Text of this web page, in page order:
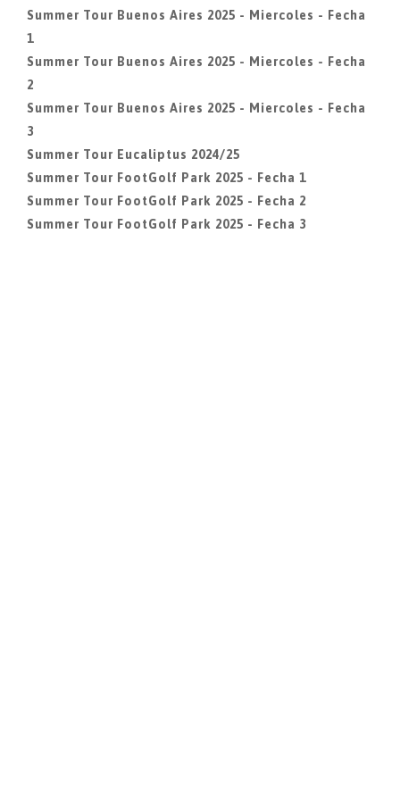
Summer Tour Buenos Aires 2025 - Miercoles - Fecha
1
Summer Tour Buenos Aires 2025 - Miercoles - Fecha
2
Summer Tour Buenos Aires 2025 - Miercoles - Fecha
3
Summer Tour Eucaliptus 2024/25
Summer Tour FootGolf Park 2025 - Fecha 1
Summer Tour FootGolf Park 2025 - Fecha 2
Summer Tour FootGolf Park 2025 - Fecha 3